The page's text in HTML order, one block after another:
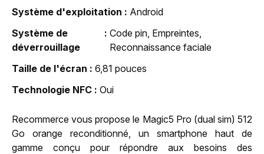
Système d'exploitation
Android
Système de
déverrouillage
Code pin, Empreintes,
Reconnaissance faciale
Taille de l'écran
6,81 pouces
Technologie NFC
Oui
Recommerce vous propose le Magic5 Pro (dual sim) 512
Go orange reconditionné, un smartphone haut de
gamme conçu pour répondre aux besoins des